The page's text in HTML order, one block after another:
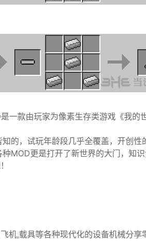
是一款由玩家为像素生存类游戏《我的
的，试玩年龄段几乎全覆盖，开创
MOD更是打开了新世界的大门，知
机,载具等各种现代化的设备机械分